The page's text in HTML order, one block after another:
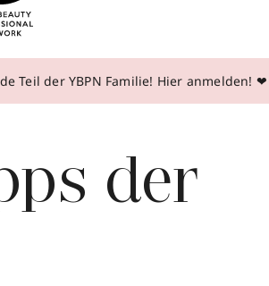
Teil der YBPN Familie! Hier anmelden! ❤
der